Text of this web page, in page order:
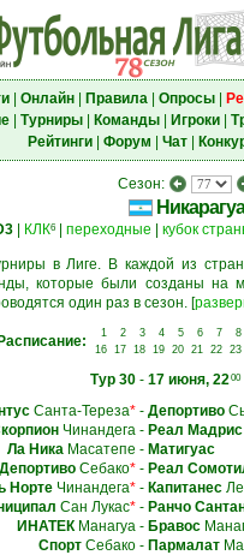
| Онлайн| Правила| Опросы|
| Турниры| Команды| Игроки|
Рейтинги| Форум Чат|
Сезон:
Никарагуа
КЛК6 переходные кубок
в Лиге. В каждой из
которые были созданы на
один раз в сезон. [
Расписание: 1 2 3 4 5 6 7
8
16
17 18 19 20 21 22 23
Тур 30- 17 июня, 2200
Санта-Тереза*- Депортиво
Чинандега- Реал Мадрис
Ла НикаМасатепе - Матигуас
ДепортивоСебако*- Реал
НортеЧинандега*- Капитанес
Сан Лукас*- Ранчо
ИНАТЕКМанагуа- Бравос
СпортСебако- Пармалат